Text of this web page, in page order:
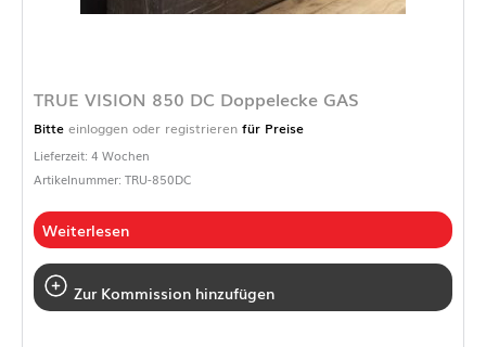
TRUE VISION 850 DC Doppelecke GAS
Bitte einloggen oder registrieren für Preise
Lieferzeit: 4 Wochen
Artikelnummer: TRU-850DC
Weiterlesen
Zur Kommission hinzufügen